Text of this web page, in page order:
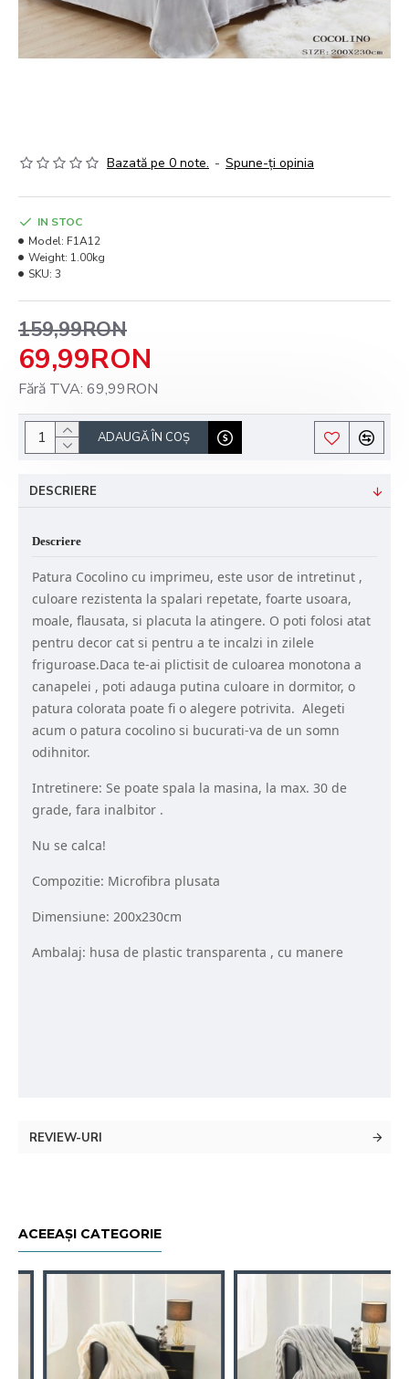
Bazată pe 0 note. - Spune-ţi opinia
69,99RON
159,99RON
Fără TVA: 69,99RON
IN STOC
Model: F1A12
Weight: 1.00kg
SKU: 3
ADAUGĂ ÎN COŞ
DESCRIERE
Descriere
Patura Cocolino cu imprimeu, este usor de intretinut ,
culoare rezistenta la spalari repetate, foarte usoara,
moale, flausata, si placuta la atingere. O poti folosi atat
pentru decor cat si pentru a te incalzi in zilele
friguroase.Daca te-ai plictisit de culoarea monotona a
canapelei , poti adauga putina culoare in dormitor, o
patura colorata poate fi o alegere potrivita. Alegeti
acum o patura cocolino si bucurati-va de un somn
odihnitor.
Intretinere: Se poate spala la masina, la max. 30 de
grade, fara inalbitor .
Nu se calca!
Compozitie: Microfibra plusata
Dimensiune: 200x230cm
Ambalaj: husa de plastic transparenta , cu manere
REVIEW-URI
ACEEAȘI CATEGORIE